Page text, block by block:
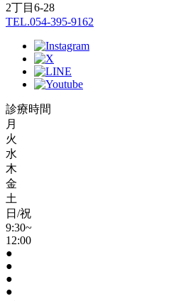
2丁目6-28
TEL.054-395-9162
診療時間
月
火
水
木
金
土
日/祝
9:30~
12:00
●
●
●
●